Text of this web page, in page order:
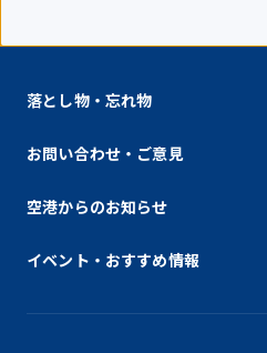
落とし物・忘れ物
お問い合わせ・ご意見
空港からのお知らせ
イベント・おすすめ情報